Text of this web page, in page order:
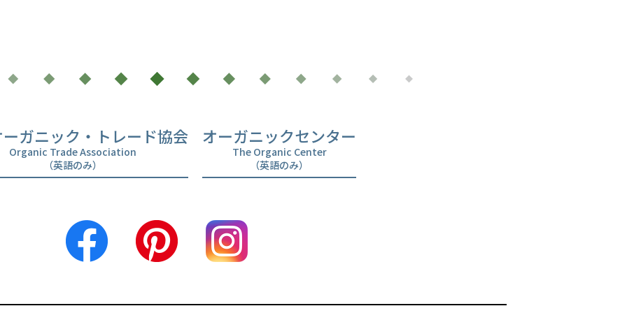
ガニック・トレード協会
Organic Trade Association
（英語のみ）
オーガニックセンター
The Organic Center
（英語のみ）